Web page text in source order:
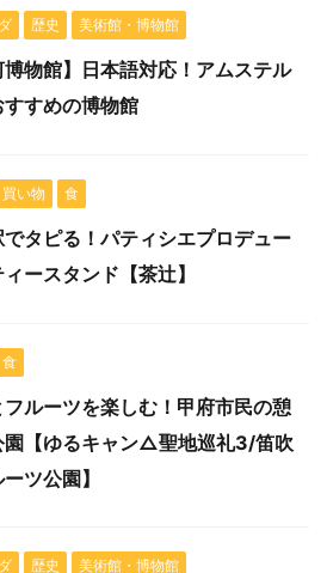
歴史 美術館・博物館
博物館】日本語対応！アムステル
すすめの博物館
買い物 食
タピる！パティシエプロデュー
ースタンド【茶辻】
食
ルーツを楽しむ！甲府市民の憩
園【ゆるキャン△聖地巡礼3/笛吹
ツ公園】
歴史 美術館・博物館